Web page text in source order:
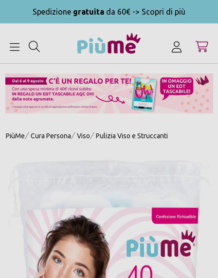
Spedizione gratuita da 60€ -> Scopri di più
PiùMe Cura Persona Viso Pulizia Viso e Struccanti